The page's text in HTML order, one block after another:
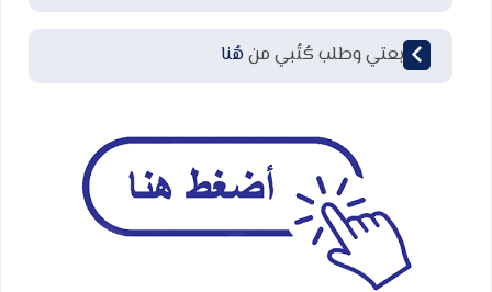
لمتابعتي وطلب كُتُبي من هُنا